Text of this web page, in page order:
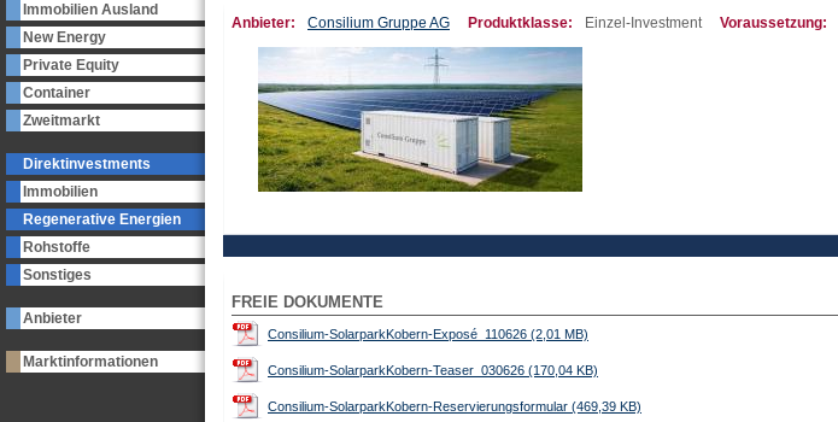
Immobilien Ausland
New Energy
Private Equity
Container
Zweitmarkt
Direktinvestments
Immobilien
Regenerative Energien
Rohstoffe
Sonstiges
Anbieter
Marktinformationen
Anbieter: Consilium Gruppe AG Produktklasse: Einzel-Investment Voraussetzung:
FREIE DOKUMENTE
Consilium-SolarparkKobern-Exposé_110626 (2,01 MB)
Consilium-SolarparkKobern-Teaser_030626 (170,04 KB)
Consilium-SolarparkKobern-Reservierungsformular (469,39 KB)